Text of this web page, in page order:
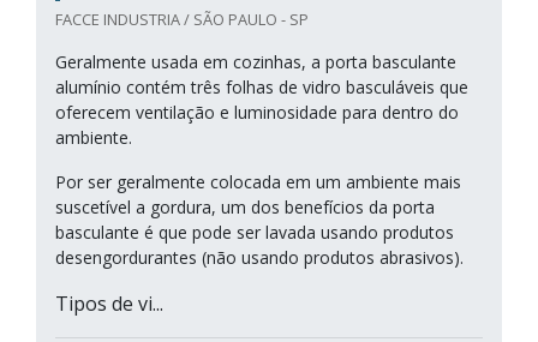
FACCE INDUSTRIA / SÃO PAULO - SP
Geralmente usada em cozinhas, a porta basculante
alumínio contém três folhas de vidro basculáveis que
oferecem ventilação e luminosidade para dentro do
ambiente.
Por ser geralmente colocada em um ambiente mais
suscetível a gordura, um dos benefícios da porta
basculante é que pode ser lavada usando produtos
desengordurantes (não usando produtos abrasivos).
Tipos de vi...